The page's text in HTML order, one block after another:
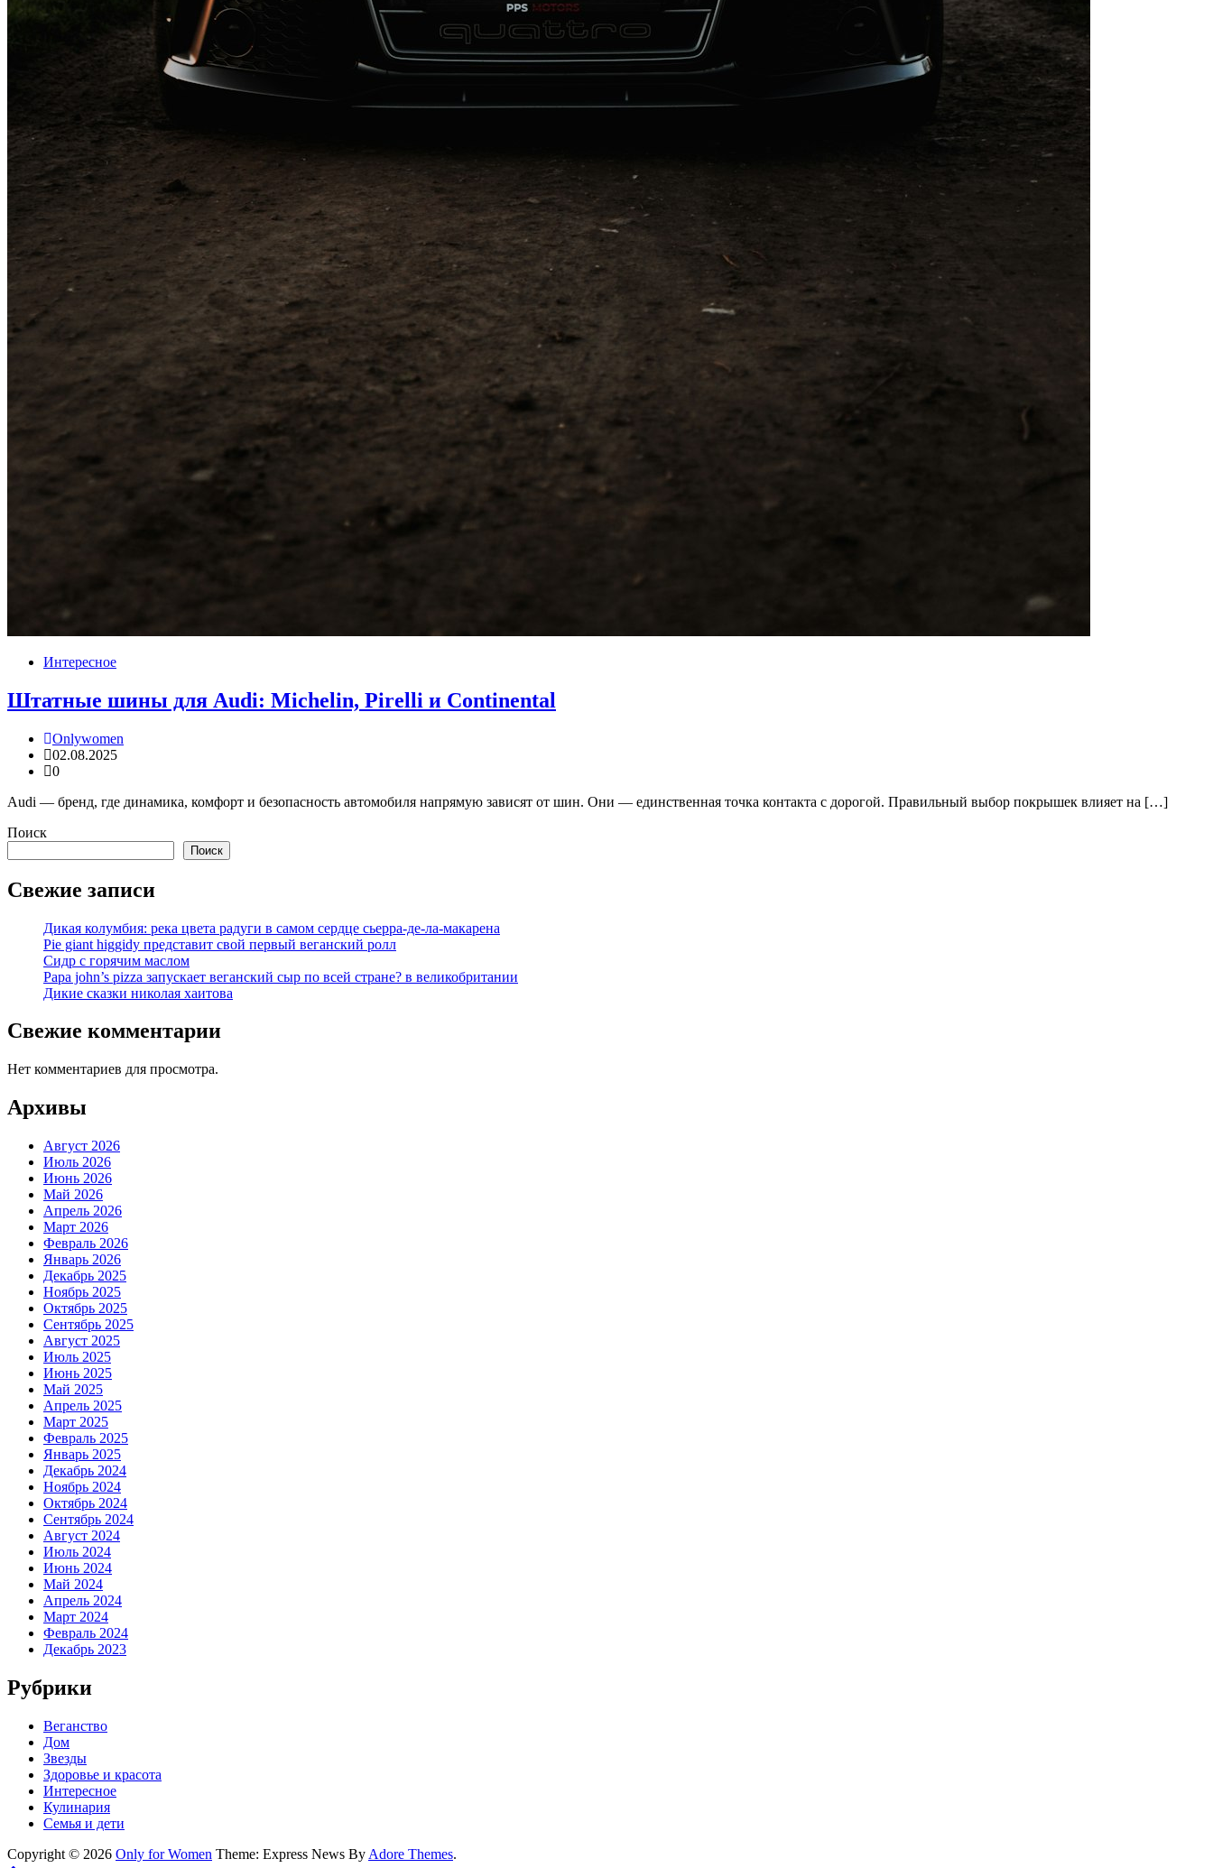
Интересное
Штатные шины для Audi: Michelin, Pirelli и Continental
Onlywomen
02.08.2025
0
Audi — бренд, где динамика, комфорт и безопасность автомобиля напрямую зависят от шин. Они — единственная точка контакта с дорогой. Правильный выбор покрышек влияет на […]
Поиск
Поиск
Свежие записи
Дикая колумбия: река цвета радуги в самом сердце сьерра-де-ла-макарена
Pie giant higgidy представит свой первый веганский ролл
Сидр с горячим маслом
Papa john’s pizza запускает веганский сыр по всей стране? в великобритании
Дикие сказки николая хаитова
Свежие комментарии
Нет комментариев для просмотра.
Архивы
Август 2026
Июль 2026
Июнь 2026
Май 2026
Апрель 2026
Март 2026
Февраль 2026
Январь 2026
Декабрь 2025
Ноябрь 2025
Октябрь 2025
Сентябрь 2025
Август 2025
Июль 2025
Июнь 2025
Май 2025
Апрель 2025
Март 2025
Февраль 2025
Январь 2025
Декабрь 2024
Ноябрь 2024
Октябрь 2024
Сентябрь 2024
Август 2024
Июль 2024
Июнь 2024
Май 2024
Апрель 2024
Март 2024
Февраль 2024
Декабрь 2023
Рубрики
Веганство
Дом
Звезды
Здоровье и красота
Интересное
Кулинария
Семья и дети
Copyright © 2026 Only for Women Theme: Express News By Adore Themes.